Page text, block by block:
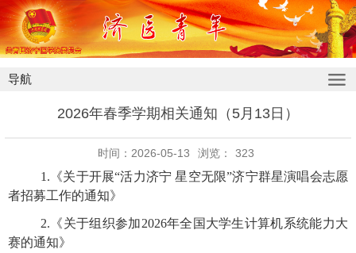
导航
2026年春季学期相关通知（5月13日）
时间：2026-05-13 浏览： 323
1.《关于开展“活力济宁 星空无限”济宁群星演唱会志愿
者招募工作的通知》
2.《关于组织参加2026年全国大学生计算机系统能力大
赛的通知》